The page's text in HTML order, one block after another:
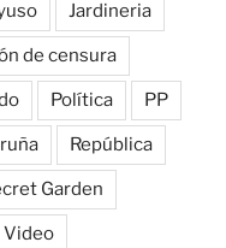
Jardineria
de censura
Política PP
República
Garden
Video